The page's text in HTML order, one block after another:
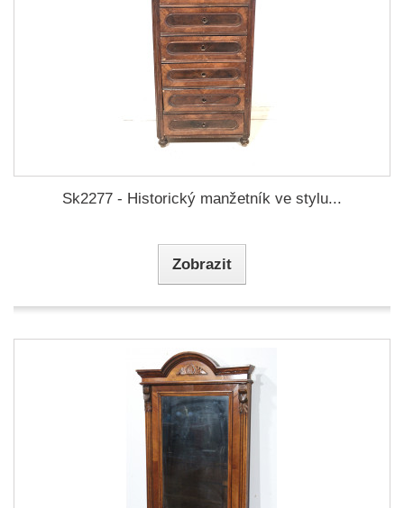
Sk2277 - Historický manžetník ve stylu...
Zobrazit